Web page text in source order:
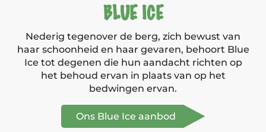
BLUE ICE
Nederig tegenover de berg, zich bewust van
haar schoonheid en haar gevaren, behoort Blue
Ice tot degenen die hun aandacht richten op
het behoud ervan in plaats van op het
bedwingen ervan.
Ons Blue Ice aanbod